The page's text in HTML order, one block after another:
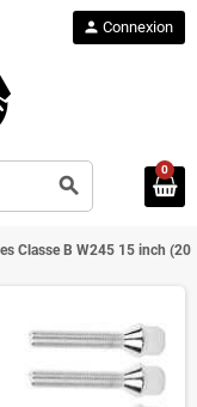
search
person Connexion
0
Classe B W245 15 inch